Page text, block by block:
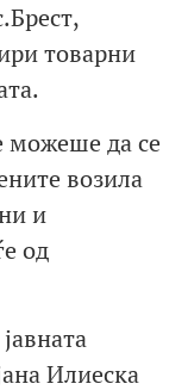
товарни
можеше да се
возила
и
од
Илиеска